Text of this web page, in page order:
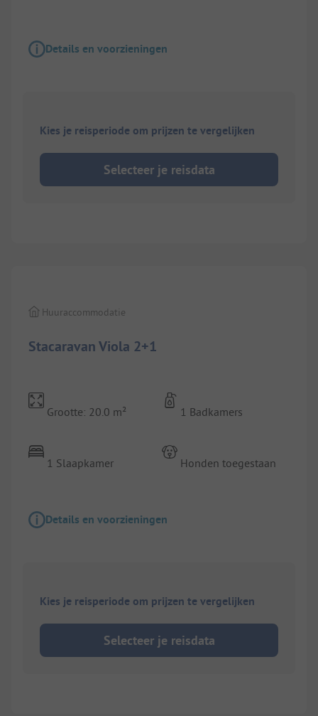
Details en voorzieningen
Kies je reisperiode om prijzen te vergelijken
Selecteer je reisdata
Stacaravan Viola 2+1
Huuraccommodatie
Grootte: 20.0 m²
1 Slaapkamer
1 Badkamers
Honden toegestaan
Details en voorzieningen
Kies je reisperiode om prijzen te vergelijken
Selecteer je reisdata